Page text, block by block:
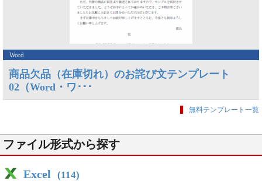
Word
商品欠品（在庫切れ）のお詫び文テンプレート
02（Word・ワ･･･
無料テンプレート一覧
ファイル形式から探す
Excel (114)